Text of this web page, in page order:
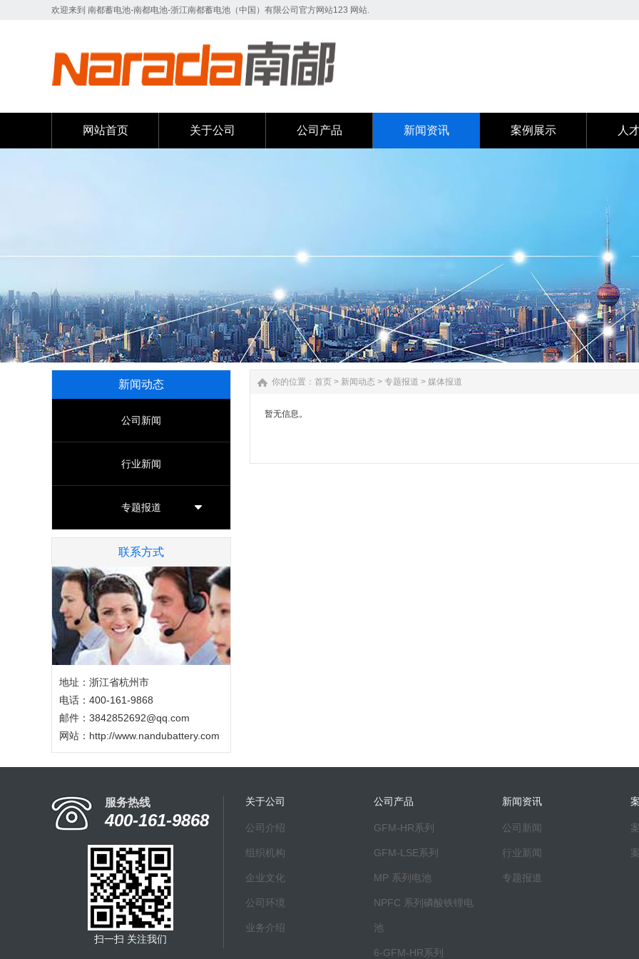
欢迎来到 南都蓄电池-南都电池-浙江南都蓄电池（中国）有限公司官方网站123 网站.
网站首页 关于公司 公司产品 新闻资讯 案例展示 人
新闻动态
公司新闻
行业新闻
专题报道
联系方式
地址：浙江省杭州市
电话：400-161-9868
邮件：3842852692@qq.com
网站： http://www.nandubattery.com
你的位置： 首页 > 新闻动态 > 专题报道 > 媒体报道
暂无信息。
服务热线
400-161-9868
扫一扫 关注我们
关于公司
公司介绍
组织机构
企业文化
公司环境
业务介绍
公司产品
GFM-HR系列
GFM-LSE系列
MP 系列电池
NPFC 系列磷酸铁锂电
池
6-GFM-HR系列
新闻资讯
公司新闻
行业新闻
专题报道